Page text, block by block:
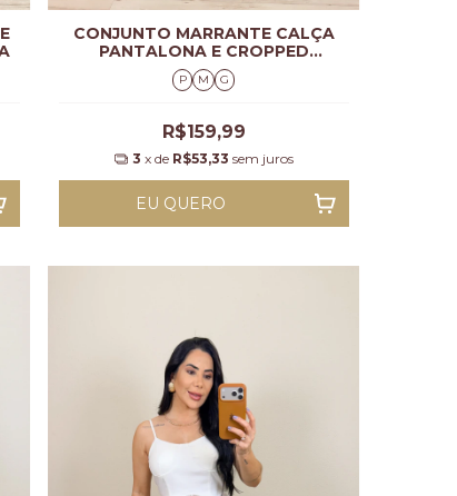
CONJUNTO MARRANTE CALÇA
PANTALONA E CROPPED
FEMININO SARAH
P M G
R$159,99
3 x de R$53,33 sem juros
EU QUERO